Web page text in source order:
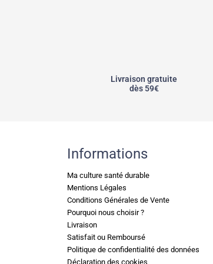
Livraison gratuite
dès 59€
Informations
Ma culture santé durable
Mentions Légales
Conditions Générales de Vente
Pourquoi nous choisir ?
Livraison
Satisfait ou Remboursé
Politique de confidentialité des données
Déclaration des cookies